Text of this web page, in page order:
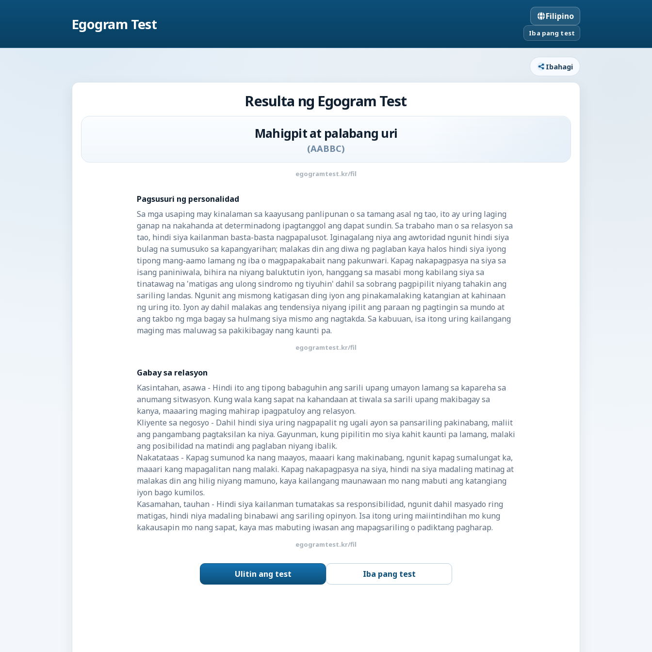
Egogram Test Filipino
Iba pang test
Ibahagi
Resulta ng Egogram Test
Mahigpit at palabang uri
(AABBC)
egogramtest.kr/fil
Pagsusuri ng personalidad
Sa mga usaping may kinalaman sa kaayusang panlipunan o sa tamang asal ng tao, ito ay uring laging
ganap na nakahanda at determinadong ipagtanggol ang dapat sundin. Sa trabaho man o sa relasyon sa
tao, hindi siya kailanman basta-basta nagpapalusot. Iginagalang niya ang awtoridad ngunit hindi siya
bulag na sumusuko sa kapangyarihan; malakas din ang diwa ng paglaban kaya halos hindi siya iyong
tipong mang-aamo lamang ng iba o magpapakabait nang pakunwari. Kapag nakapagpasya na siya sa
isang paniniwala, bihira na niyang baluktutin iyon, hanggang sa masabi mong kabilang siya sa
tinatawag na 'matigas ang ulong sindromo ng tiyuhin' dahil sa sobrang pagpipilit niyang tahakin ang
sariling landas. Ngunit ang mismong katigasan ding iyon ang pinakamalaking katangian at kahinaan
ng uring ito. Iyon ay dahil malakas ang tendensiya niyang ipilit ang paraan ng pagtingin sa mundo at
ang takbo ng mga bagay sa hulmang siya mismo ang nagtakda. Sa kabuuan, isa itong uring kailangang
maging mas maluwag sa pakikibagay nang kaunti pa.
egogramtest.kr/fil
Gabay sa relasyon
Kasintahan, asawa - Hindi ito ang tipong babaguhin ang sarili upang umayon lamang sa kapareha sa
anumang sitwasyon. Kung wala kang sapat na kahandaan at tiwala sa sarili upang makibagay sa
kanya, maaaring maging mahirap ipagpatuloy ang relasyon.
Kliyente sa negosyo - Dahil hindi siya uring nagpapalit ng ugali ayon sa pansariling pakinabang, maliit
ang pangambang pagtaksilan ka niya. Gayunman, kung pipilitin mo siya kahit kaunti pa lamang, malaki
ang posibilidad na matindi ang paglaban niyang ibalik.
Nakatataas - Kapag sumunod ka nang maayos, maaari kang makinabang, ngunit kapag sumalungat ka,
maaari kang mapagalitan nang malaki. Kapag nakapagpasya na siya, hindi na siya madaling matinag at
malakas din ang hilig niyang mamuno, kaya kailangang maunawaan mo nang mabuti ang katangiang
iyon bago kumilos.
Kasamahan, tauhan - Hindi siya kailanman tumatakas sa responsibilidad, ngunit dahil masyado ring
matigas, hindi niya madaling binabawi ang sariling opinyon. Isa itong uring maiintindihan mo kung
kakausapin mo nang sapat, kaya mas mabuting iwasan ang mapagsariling o padiktang pagharap.
egogramtest.kr/fil
Ulitin ang test Iba pang test